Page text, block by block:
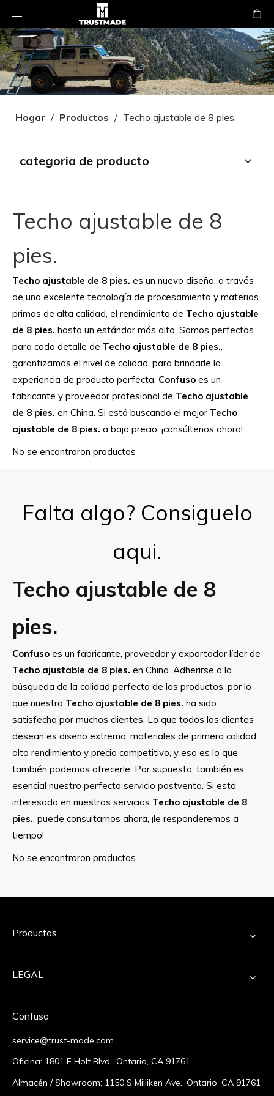
Hogar / Productos / Techo ajustable de 8 pies.
categoria de producto
Techo ajustable de 8
pies.
Techo ajustable de 8 pies. es un nuevo diseño, a través
de una excelente tecnología de procesamiento y materias
primas de alta calidad, el rendimiento de Techo ajustable
de 8 pies. hasta un estándar más alto. Somos perfectos
para cada detalle de Techo ajustable de 8 pies.,
garantizamos el nivel de calidad, para brindarle la
experiencia de producto perfecta. Confuso es un
fabricante y proveedor profesional de Techo ajustable
de 8 pies. en China. Si está buscando el mejor Techo
ajustable de 8 pies. a bajo precio, ¡consúltenos ahora!
No se encontraron productos
Falta algo? Consiguelo
aqui.
Techo ajustable de 8
pies.
Confuso es un fabricante, proveedor y exportador líder de
Techo ajustable de 8 pies. en China. Adherirse a la
búsqueda de la calidad perfecta de los productos, por lo
que nuestra Techo ajustable de 8 pies. ha sido
satisfecha por muchos clientes. Lo que todos los clientes
desean es diseño extremo, materiales de primera calidad,
alto rendimiento y precio competitivo, y eso es lo que
también podemos ofrecerle. Por supuesto, también es
esencial nuestro perfecto servicio postventa. Si está
interesado en nuestros servicios Techo ajustable de 8
pies., puede consultarnos ahora, ¡le responderemos a
tiempo!
No se encontraron productos
Productos
LEGAL
Confuso
service@trust-made.com
Oficina: 1801 E Holt Blvd., Ontario, CA 91761
Almacén / Showroom: 1150 S Milliken Ave., Ontario, CA 91761